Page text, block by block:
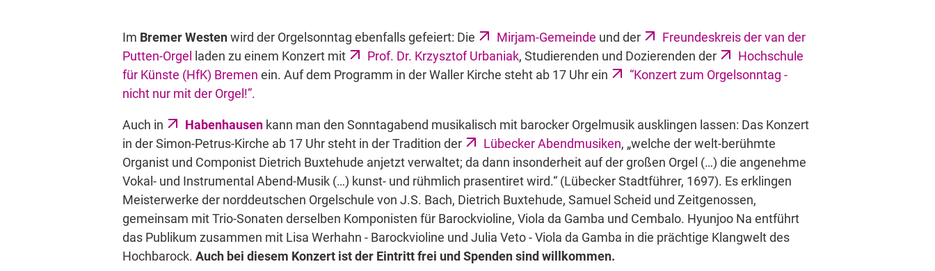
Im Bremer Westenwird der Orgelsonntag ebenfalls gefeiert: Die Mirjam-Gemeinde und der
Freundeskreis der van der
Putten-Orgel laden zu einem Konzert mit Prof. Dr. Krzysztof Urbaniak, Studierenden und Dozierenden der
Hochschule
für Künste (HfK) Bremen ein. Auf dem Programm in der Waller Kirche steht ab 17 Uhr ein
“Konzert zum Orgelsonntag -
nicht nur mit der Orgel!”.
Auch in Habenhausen kann man den Sonntagabend musikalisch mit barocker Orgelmusik ausklingen lassen: Das Konzert
in der Simon-Petrus-Kirche ab 17 Uhr steht in der Tradition der
Lübecker Abendmusiken, „welche der welt-berühmte
Organist und Componist Dietrich Buxtehude anjetzt verwaltet; da dann insonderheit auf der großen Orgel (…) die angenehme
Vokal- und Instrumental Abend-Musik (…) kunst- und rühmlich prasentiret wird.“ (Lübecker Stadtführer, 1697). Es erklingen
Meisterwerke der norddeutschen Orgelschule von J.S. Bach, Dietrich Buxtehude, Samuel Scheid und Zeitgenossen,
gemeinsam mit Trio-Sonaten derselben Komponisten für Barockvioline, Viola da Gamba und Cembalo. Hyunjoo Na entführt
das Publikum zusammen mit Lisa Werhahn - Barockvioline und Julia Veto - Viola da Gamba in die prächtige Klangwelt des
Hochbarock. Auch bei diesem Konzert ist der Eintritt frei und Spenden sind willkommen.